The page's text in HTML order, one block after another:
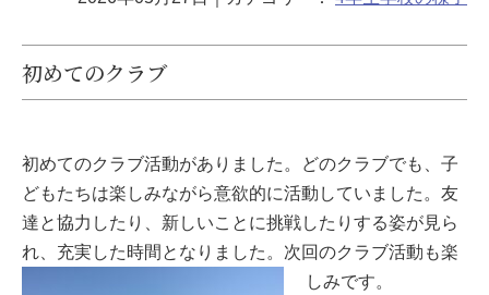
初めてのクラブ
初めてのクラブ活動がありました。どのクラブでも、子
どもたちは楽しみながら意欲的に活動していました。友
達と協力したり、新しいことに挑戦したりする姿が見ら
れ、充実した時間となりました。次回のクラブ活動も楽
しみです。